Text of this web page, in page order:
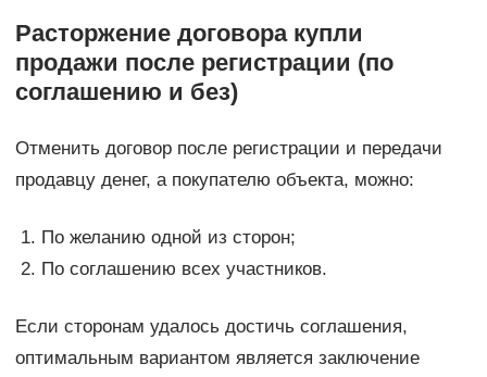
Расторжение договора купли
продажи после регистрации (по
соглашению и без)
Отменить договор после регистрации и передачи
продавцу денег, а покупателю объекта, можно:
По желанию одной из сторон;
По соглашению всех участников.
Если сторонам удалось достичь соглашения,
оптимальным вариантом является заключение